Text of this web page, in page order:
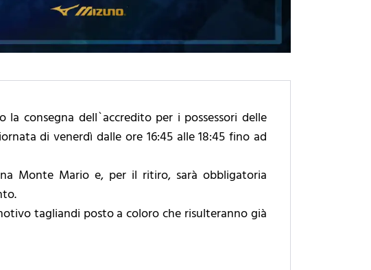
la consegna dell`accredito per i possessori delle
di venerdì dalle ore 16:45 alle 18:45 fino ad
Monte Mario e, per il ritiro, sarà obbligatoria
tagliandi posto a coloro che risulteranno già